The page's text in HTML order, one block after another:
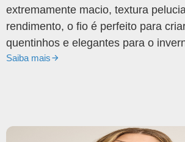
extremamente macio, textura
rendimento, o fio é perfeito para
quentinhos e elegantes para o
Saiba mais